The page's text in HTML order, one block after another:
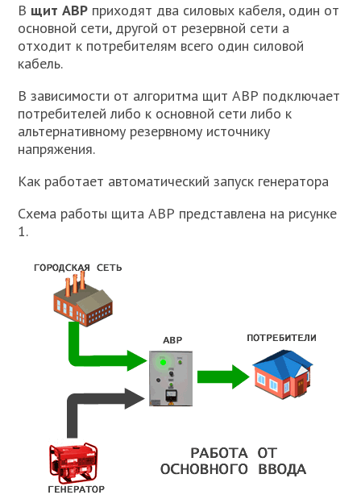
В щит АВР приходят два силовых кабеля, один от
основной сети, другой от резервной сети а
отходит к потребителям всего один силовой
кабель.
В зависимости от алгоритма щит АВР подключает
потребителей либо к основной сети либо к
альтернативному резервному источнику
напряжения.
Как работает автоматический запуск генератора
Схема работы щита АВР представлена на рисунке
1.